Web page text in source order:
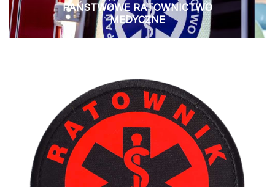
PAŃSTWOWE RATOWNICTWO
MEDYCZNE